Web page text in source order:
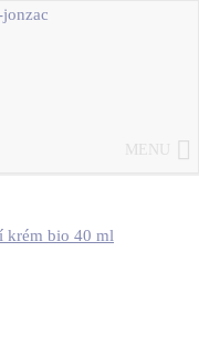
MENU
krém bio 40 ml